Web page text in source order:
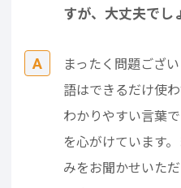
すが、大丈夫でし
まったく問題ござ
語はできるだけ使
わかりやすい言葉
を心がけています
みをお聞かせいた